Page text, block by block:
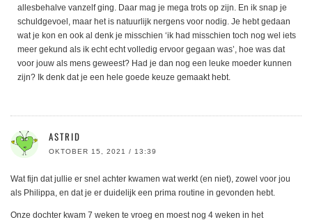
allesbehalve vanzelf ging. Daar mag je mega trots op zijn. En ik snap je
schuldgevoel, maar het is natuurlijk nergens voor nodig. Je hebt gedaan
wat je kon en ook al denk je misschien ‘ik had misschien toch nog wel iets
meer gekund als ik echt echt volledig ervoor gegaan was’, hoe was dat
voor jouw als mens geweest? Had je dan nog een leuke moeder kunnen
zijn? Ik denk dat je een hele goede keuze gemaakt hebt.
ASTRID
OKTOBER 15, 2021 / 13:39
Wat fijn dat jullie er snel achter kwamen wat werkt (en niet), zowel voor jou
als Philippa, en dat je er duidelijk een prima routine in gevonden hebt.
Onze dochter kwam 7 weken te vroeg en moest nog 4 weken in het